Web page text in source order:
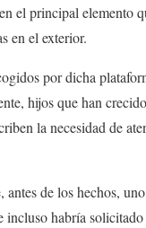
el principal elemento
en el exterior.
por dicha
hijos que han
la necesidad de
antes de los hechos,
incluso habría